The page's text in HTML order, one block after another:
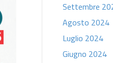
Settembre
Agosto 2024
Luglio 2024
Giugno 2024